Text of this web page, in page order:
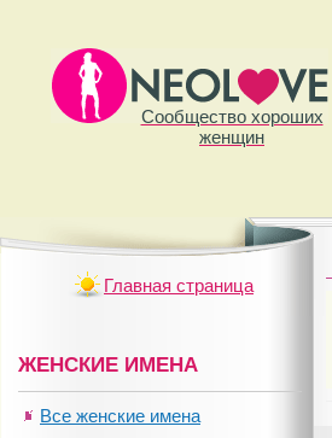
Сообщество хороших
женщин
Главная страница
ЖЕНСКИЕ ИМЕНА
Все женские имена